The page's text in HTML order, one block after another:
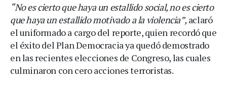
“No es cierto que haya un estallido social, no es cierto
que haya un estallido motivado a la violencia”, aclaró
el uniformado a cargo del reporte, quien recordó que
el éxito del Plan Democracia ya quedó demostrado
en las recientes elecciones de Congreso, las cuales
culminaron con cero acciones terroristas.